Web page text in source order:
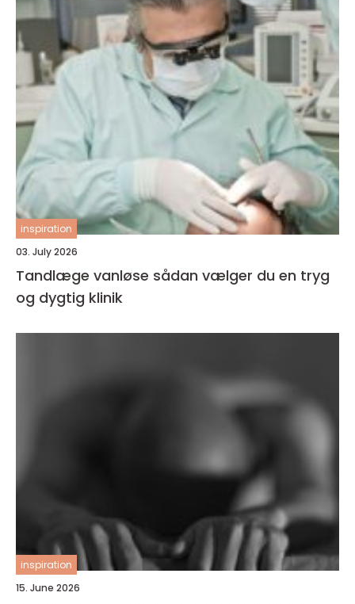
inspiration
03. July 2026
Tandlæge vanløse sådan vælger du en tryg
og dygtig klinik
inspiration
15. June 2026